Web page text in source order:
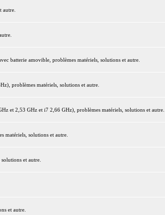
autre.
batterie amovible, problèmes matériels, solutions et autre.
problèmes matériels, solutions et autre.
et 2,53 GHz et i7 2,66 GHz), problèmes matériels, solutions et autre.
solutions et autre.
et autre.
et autre.